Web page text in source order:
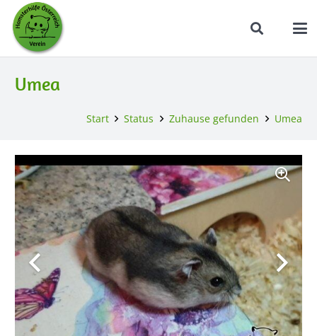
Umea
Start Status Zuhause gefunden Umea